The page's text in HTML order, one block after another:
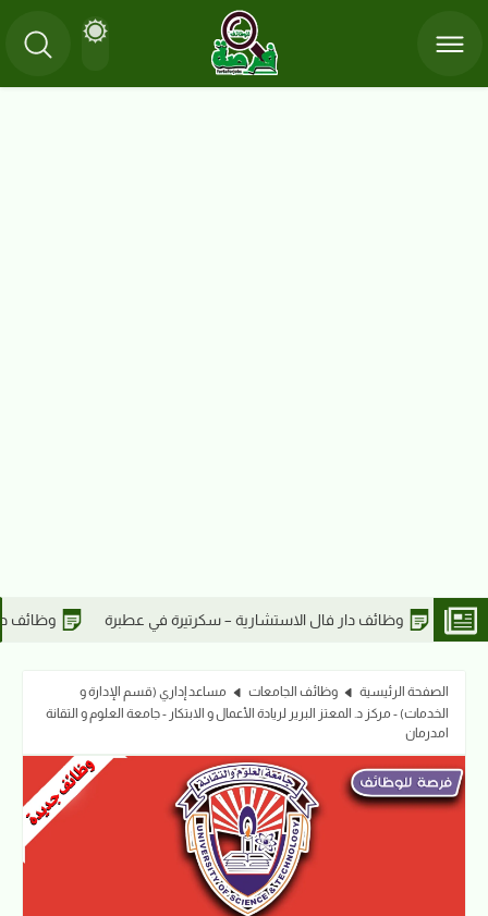
– سكرتيرة في عطبرة وظائف دار فال الاستشارية – أخصائي مدني في
الصفحة الرئيسية وظائف الجامعات
مساعد إداري (قسم الإدارة و
الخدمات) - مركز د. المعتز البرير لريادة الأعمال و الابتكار - جامعة العلوم و التقانة
امدرمان